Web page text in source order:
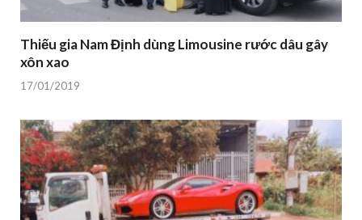
Thiếu gia Nam Định dùng Limousine rước dâu gây
xôn xao
17/01/2019